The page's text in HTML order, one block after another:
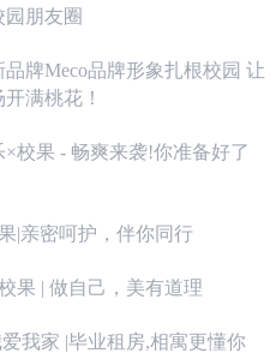
朋友圈
牌Meco品牌形象扎根校园 让
满桃花！
×校果 - 畅爽来袭!你准备好了
|亲密呵护，伴你同行
果 | 做自己，美有道理
我家 |毕业租房,相寓更懂你